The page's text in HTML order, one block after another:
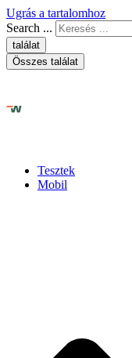
Ugrás a tartalomhoz
Search ...
találat
Összes találat
Tesztek
Mobil